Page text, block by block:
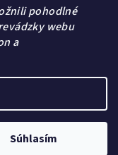
pohodlné
webu
a
Súhlasím
EÚ platným od
kozmetických
únie.